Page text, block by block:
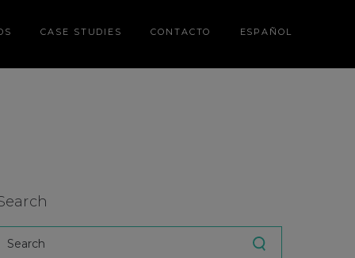
CASE STUDIES CONTACTO ESPAÑOL